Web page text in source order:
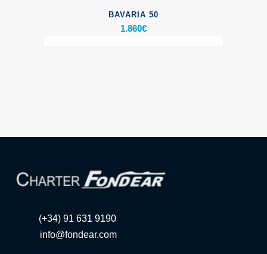
BAVARIA 50
1.860€
(+34) 91 631 9190
info@fondear.com